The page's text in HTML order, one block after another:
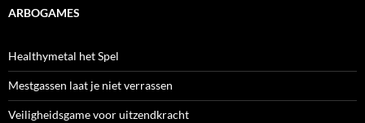
ARBOGAMES
Healthymetal het Spel
Mestgassen laat je niet verrassen
Veiligheidsgame voor uitzendkracht